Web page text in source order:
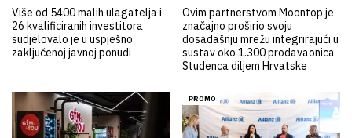
Više od 5400 malih ulagatelja i
26 kvalificiranih investitora
sudjelovalo je u uspješno
zaključenoj javnoj ponudi
Ovim partnerstvom Moontop je
značajno proširio svoju
dosadašnju mrežu integrirajući u
sustav oko 1.300 prodavaonica
Studenca diljem Hrvatske